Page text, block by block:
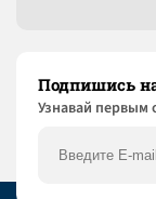
Подпишись
Узнaвай первым